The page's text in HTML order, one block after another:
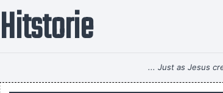
Hitstorie
... Just as Jesus